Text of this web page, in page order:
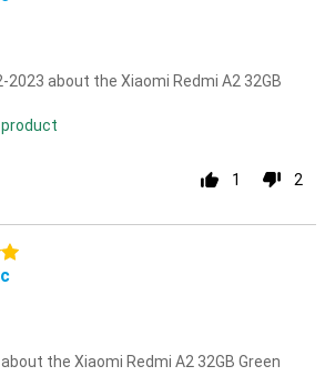
2023 about the Xiaomi Redmi A2 32GB
product
1 2
the Xiaomi Redmi A2 32GB Green